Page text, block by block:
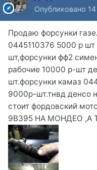
Опубликовано
Продаю форсунки
0445110376 5000 р
шт,форсунки фф2
рабочие 10000 р-шт
шт.форсунки камаз
9000р-шт.тнвд денсо
стоит фордовский
9B395 НА МОНДЕО ,А